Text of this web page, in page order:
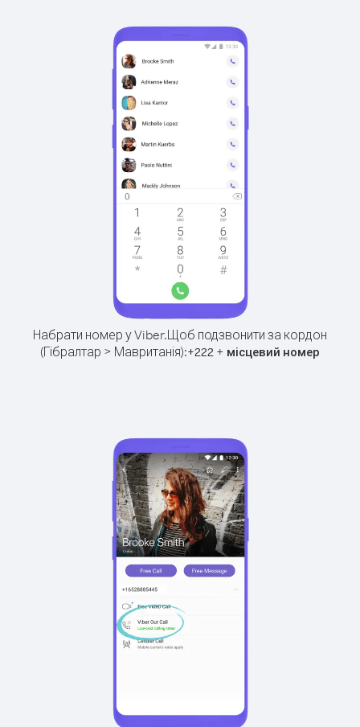
Набрати номер у Viber.Щоб подзвонити за кордон
(Гібралтар > Мавританія):+222 + місцевий номер